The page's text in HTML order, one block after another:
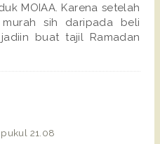
MOIAA. Karena setelah
sih daripada beli
buat tajil Ramadan
21.08